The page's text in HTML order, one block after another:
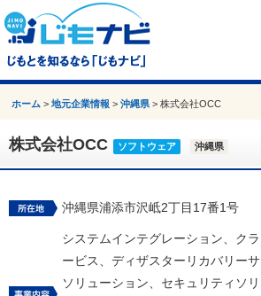
ホーム >地元企業情報 >沖縄県 >株式会社OCC
株式会社OCC ソフトウェア 沖縄県
沖縄県浦添市沢岻2丁目17番1号
システムインテグレーション、ク
ービス、ディザスターリカバリー
ソリューション、セキュリティソ